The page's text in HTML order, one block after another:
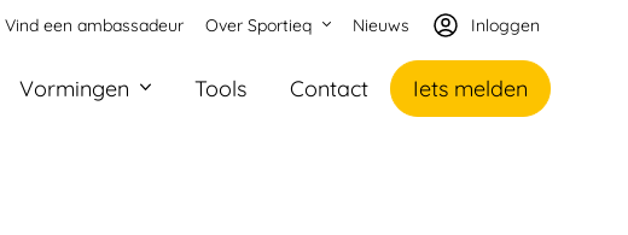
Vormingen Tools Contact Iets melden
Vind een ambassadeur Over Sportieq Nieuws Inloggen